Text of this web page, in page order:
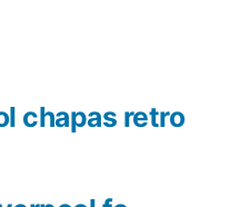
chapas retro